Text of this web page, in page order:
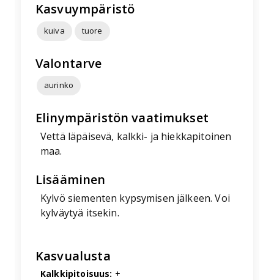
Kasvuympäristö
kuiva tuore
Valontarve
aurinko
Elinympäristön vaatimukset
Vettä läpäisevä, kalkki- ja hiekkapitoinen
maa.
Lisääminen
Kylvö siementen kypsymisen jälkeen. Voi
kylväytyä itsekin.
Kasvualusta
Kalkkipitoisuus: +